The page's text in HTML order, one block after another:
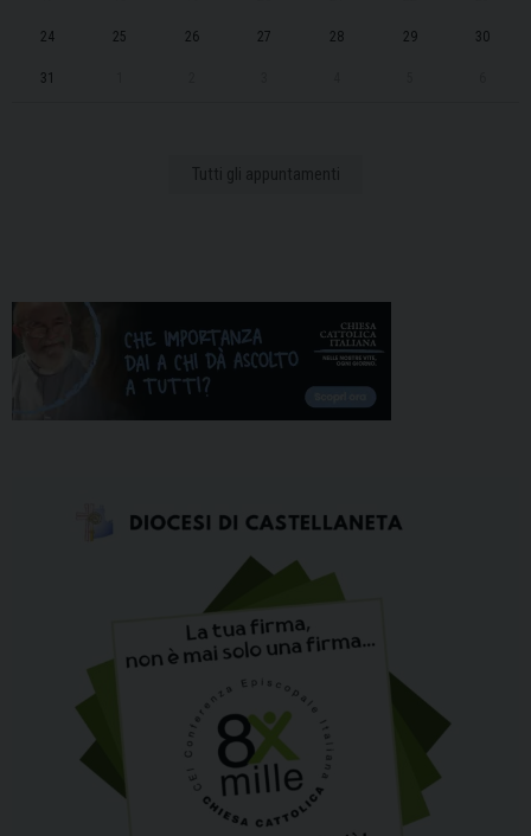
24 25 26 27 28 29 30
31
Tutti gli appuntamenti